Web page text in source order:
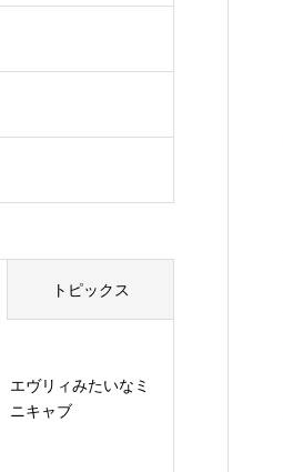
トピックス
エヴリィみたいなミ
ニキャブ